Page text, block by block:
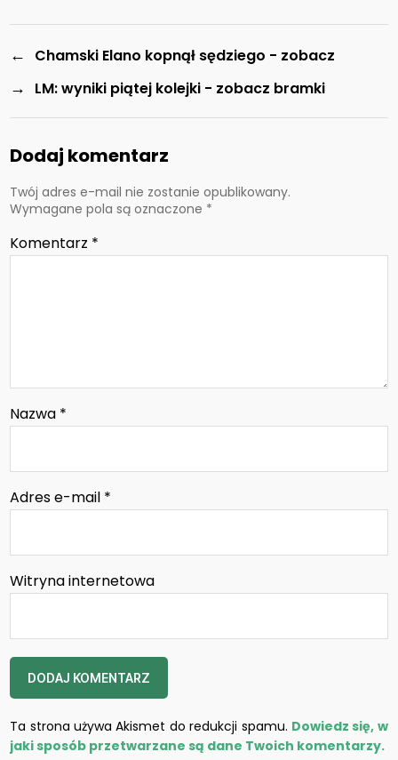
← Chamski Elano kopnął sędziego - zobacz
→ LM: wyniki piątej kolejki - zobacz bramki
Dodaj komentarz
Twój adres e-mail nie zostanie opublikowany.
Wymagane pola są oznaczone *
Komentarz *
Nazwa *
Adres e-mail *
Witryna internetowa
Ta strona używa Akismet do redukcji spamu. Dowiedz się, w
jaki sposób przetwarzane są dane Twoich komentarzy.